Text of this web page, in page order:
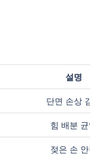
설명
단면 손상
힘 배분 균
젖은 손 안